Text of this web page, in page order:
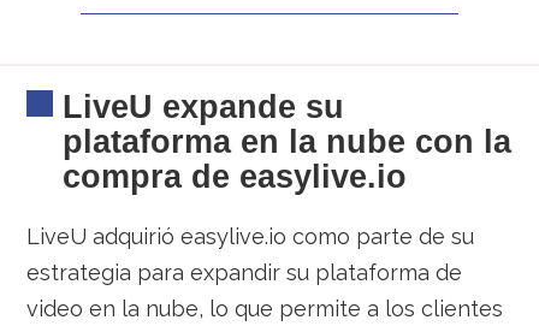
LiveU expande su
plataforma en la nube con la
compra de easylive.io
LiveU adquirió easylive.io como parte de su
estrategia para expandir su plataforma de
video en la nube, lo que permite a los clientes